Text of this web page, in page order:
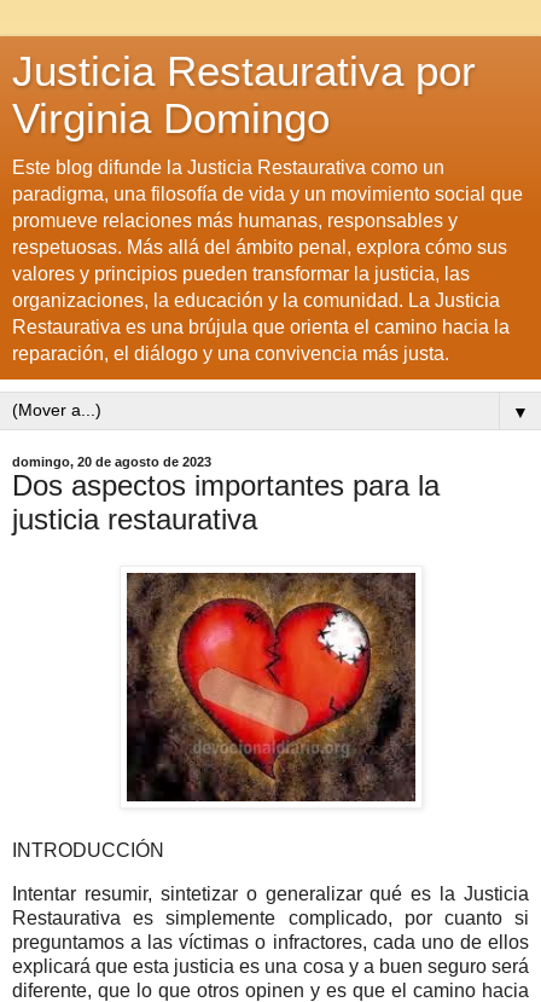
Justicia Restaurativa por
Virginia Domingo
Este blog difunde la Justicia Restaurativa como un
paradigma, una filosofía de vida y un movimiento social que
promueve relaciones más humanas, responsables y
respetuosas. Más allá del ámbito penal, explora cómo sus
valores y principios pueden transformar la justicia, las
organizaciones, la educación y la comunidad. La Justicia
Restaurativa es una brújula que orienta el camino hacia la
reparación, el diálogo y una convivencia más justa.
▼
domingo, 20 de agosto de 2023
Dos aspectos importantes para la
justicia restaurativa
INTRODUCCIÓN
Intentar resumir, sintetizar o generalizar qué es la Justicia
Restaurativa es simplemente complicado, por cuanto si
preguntamos a las víctimas o infractores, cada uno de ellos
explicará que esta justicia es una cosa y a buen seguro será
diferente, que lo que otros opinen y es que el camino hacia